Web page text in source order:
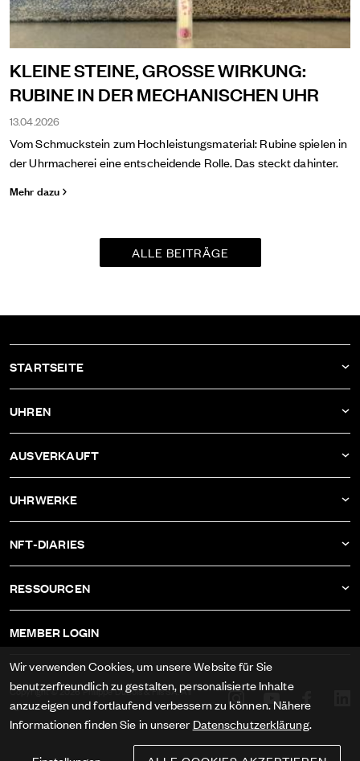
KLEINE STEINE, GROSSE WIRKUNG:
RUBINE IN DER MECHANISCHEN UHR
13.04.2026
Vom Schmuckstein zum Hochleistungsmaterial: Rubine spielen in
der Uhrmacherei eine entscheidende Rolle. Das steckt dahinter.
Mehr dazu
ALLE BEITRÄGE
STARTSEITE
ATELIER
UHREN
DBF009
DBF007
AUSVERKAUFT
DBF004
DBF002
DBF001
UHRWERKE
KALIBER RECORD 1959-2
KALIBER AS-1895
NFT-DIARIES
RESSOURCEN
AGB
DATENSCHUTZ
MEDIEN
MEMBER LOGIN
Copyright © 2026 Philippe DuBois & Fils SA. All
rights reserved.
Wir verwenden Cookies, um unsere Website für Sie
benutzerfreundlich zu gestalten, personalisierte Inhalte
anzuzeigen und fortlaufend verbessern zu können. Nähere
Informationen finden Sie in unsererDatenschutzerklärung.